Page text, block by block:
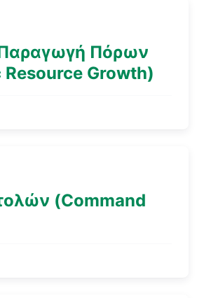
Πόρων
Growth)
(Command